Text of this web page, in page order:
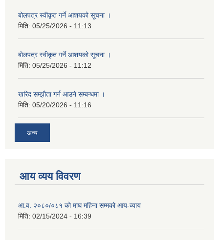
बोलपत्र स्वीकृत गर्ने आशयको सूचना ।
मिति: 05/25/2026 - 11:13
बोलपत्र स्वीकृत गर्ने आशयको सूचना ।
मिति: 05/25/2026 - 11:12
खरिद सम्झौता गर्न आउने सम्बन्धमा ।
मिति: 05/20/2026 - 11:16
अन्य
आय व्यय विवरण
आ.व. २०८०/०८१ को माघ महिना सम्मको आय-व्याय
मिति: 02/15/2024 - 16:39